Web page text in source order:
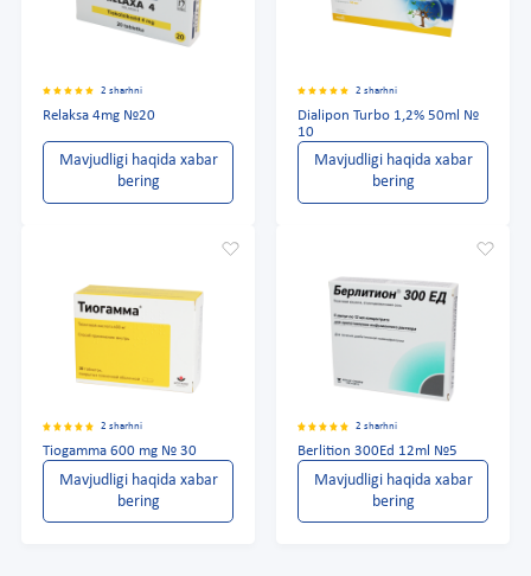
2 sharhni
Relaksa 4mg №20
Mavjudligi haqida xabar
bering
2 sharhni
Dialipon Turbo 1,2% 50ml №
10
Mavjudligi haqida xabar
bering
2 sharhni
Tiogamma 600 mg № 30
Mavjudligi haqida xabar
bering
2 sharhni
Berlition 300Ed 12ml №5
Mavjudligi haqida xabar
bering